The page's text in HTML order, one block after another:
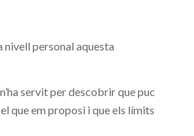
nivell personal aquesta
servit per descobrir que puc
que em proposi i que els límits